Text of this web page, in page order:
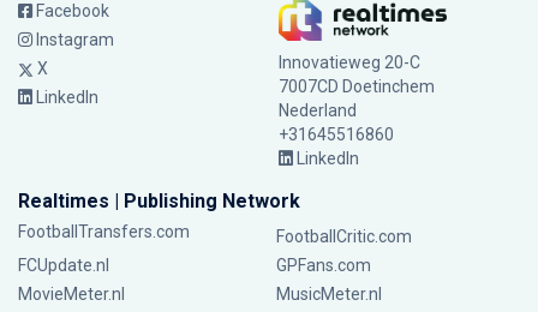
Facebook
Instagram
X
LinkedIn
Innovatieweg 20-C
7007CD Doetinchem
Nederland
+31645516860
LinkedIn
Realtimes | Publishing Network
FootballTransfers.com
FootballCritic.com
FCUpdate.nl
GPFans.com
MovieMeter.nl
MusicMeter.nl